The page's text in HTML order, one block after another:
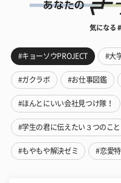
気になる
#キョーソウPROJECT #大
#ガクラボ #お仕事図鑑
#ほんとにいい会社見つけ隊！
#学生の君に伝えたい３つのこと
#もやもや解決ゼミ #恋愛